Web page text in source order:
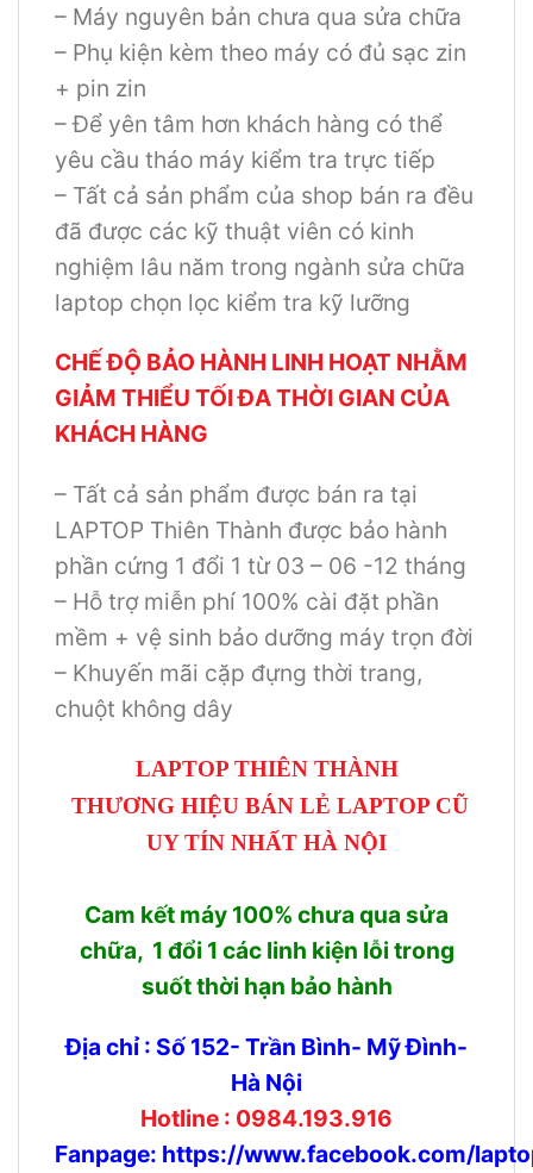
– Máy nguyên bản chưa qua sửa chữa
– Phụ kiện kèm theo máy có đủ sạc zin
+ pin zin
– Để yên tâm hơn khách hàng có thể
yêu cầu tháo máy kiểm tra trực tiếp
– Tất cả sản phẩm của shop bán ra đều
đã được các kỹ thuật viên có kinh
nghiệm lâu năm trong ngành sửa chữa
laptop chọn lọc kiểm tra kỹ lưỡng
CHẾ ĐỘ BẢO HÀNH LINH HOẠT NHẰM
GIẢM THIỂU TỐI ĐA THỜI GIAN CỦA
KHÁCH HÀNG
– Tất cả sản phẩm được bán ra tại
LAPTOP Thiên Thành được bảo hành
phần cứng 1 đổi 1 từ 03 – 06 -12 tháng
– Hỗ trợ miễn phí 100% cài đặt phần
mềm + vệ sinh bảo dưỡng máy trọn đời
– Khuyến mãi cặp đựng thời trang,
chuột không dây
LAPTOP THIÊN THÀNH
THƯƠNG HIỆU BÁN LẺ LAPTOP CŨ
UY TÍN NHẤT HÀ NỘI
Cam kết máy 100% chưa qua sửa
chữa, 1 đổi 1 các linh kiện lỗi trong
suốt thời hạn bảo hành
Địa chỉ : Số 152- Trần Bình- Mỹ Đình-
Hà Nội
Hotline : 0984.193.916
Fanpage: https://www.facebook.com/